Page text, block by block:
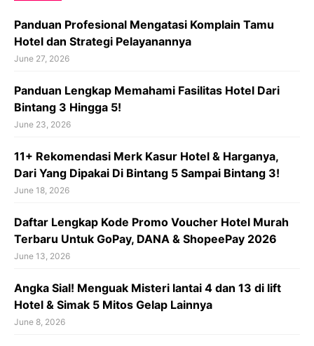
Panduan Profesional Mengatasi Komplain Tamu
Hotel dan Strategi Pelayanannya
June 27, 2026
Panduan Lengkap Memahami Fasilitas Hotel Dari
Bintang 3 Hingga 5!
June 23, 2026
11+ Rekomendasi Merk Kasur Hotel & Harganya,
Dari Yang Dipakai Di Bintang 5 Sampai Bintang 3!
June 18, 2026
Daftar Lengkap Kode Promo Voucher Hotel Murah
Terbaru Untuk GoPay, DANA & ShopeePay 2026
June 13, 2026
Angka Sial! Menguak Misteri lantai 4 dan 13 di lift
Hotel & Simak 5 Mitos Gelap Lainnya
June 8, 2026